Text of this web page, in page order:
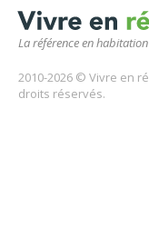
La référence en
2010-2026 © Vivre en
droits réservés.